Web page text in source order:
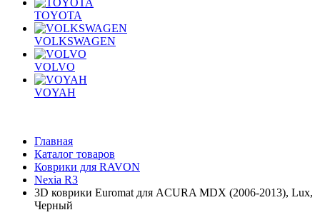
TOYOTA
VOLKSWAGEN
VOLVO
VOYAH
Главная
Каталог товаров
Коврики для RAVON
Nexia R3
3D коврики Euromat для ACURA MDX (2006-2013), Lux,
Черный